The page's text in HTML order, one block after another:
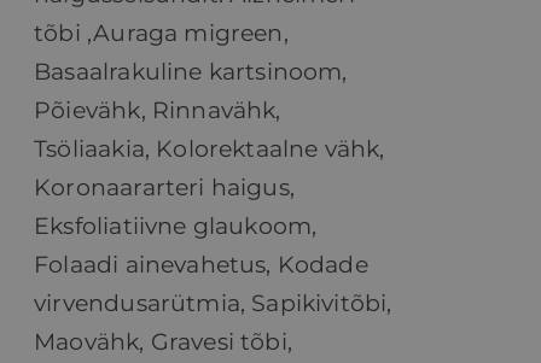
tõbi ,Auraga migreen,
Basaalrakuline kartsinoom,
Põievähk, Rinnavähk,
Tsöliaakia, Kolorektaalne vähk,
Koronaararteri haigus,
Eksfoliatiivne glaukoom,
Folaadi ainevahetus, Kodade
virvendusarütmia, Sapikivitõbi,
Maovähk, Gravesi tõbi,